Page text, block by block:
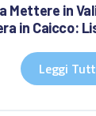
Mettere in
in Caicco:
Leggi